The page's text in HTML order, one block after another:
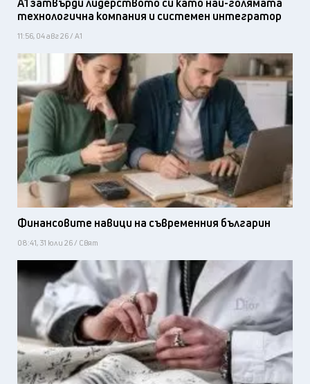
технологична компания и системен интегратор
11:56, 04 авг 26 / А1
Финансовите навици на съвременния българин
08:41, 31 юли 26 / Свят